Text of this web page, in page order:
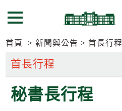
到
要
區
到
要
區
選單按鈕
首頁 新聞與公告 首長行程
秘書長行程